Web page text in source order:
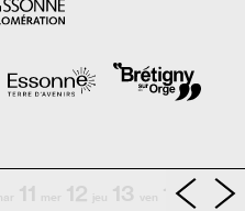
11 mer 12 jeu 13 ven 14